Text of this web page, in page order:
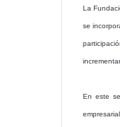
La
se
En este